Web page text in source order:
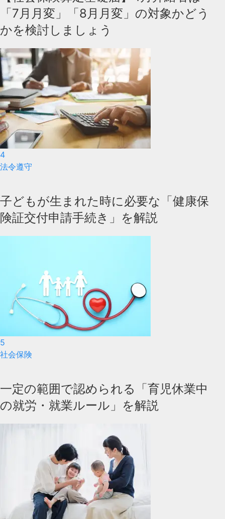
「7月月変」「8月月変」の対象かどう
かを検討しましょう
4
法令遵守
子どもが生まれた時に必要な「健康保
険証交付申請手続き」を解説
5
社会保険
一定の範囲で認められる「育児休業中
の就労・就業ルール」を解説